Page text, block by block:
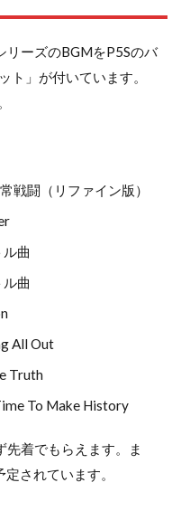
リーズのBGMをP5Sのバ
ト」が付いています。
戦闘（リファイン版）
曲
曲
All Out
Truth
To Make History
先着でもらえます。ま
されています。